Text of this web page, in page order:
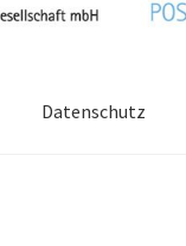
Datenschutz